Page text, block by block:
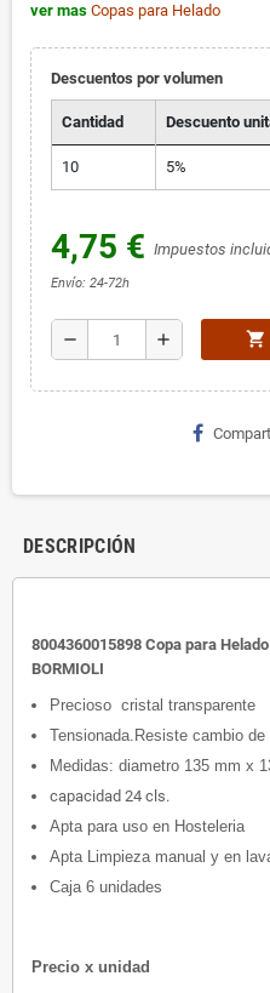
ver mas Copas para Helado
Descuentos por volumen
Cantidad Descuento
10 5%
4,75 € Impuestos
Envío: 24-72h
remove add shopping_cart
DESCRIPCIÓN
8004360015898 Copa para
BORMIOLI
Precioso cristal transparente
Tensionada.Resiste cambio de
Medidas: diametro 135 mm x
capacidad 24 cls.
Apta para uso en Hosteleria
Apta Limpieza manual y en
Caja 6 unidades
Precio x unidad